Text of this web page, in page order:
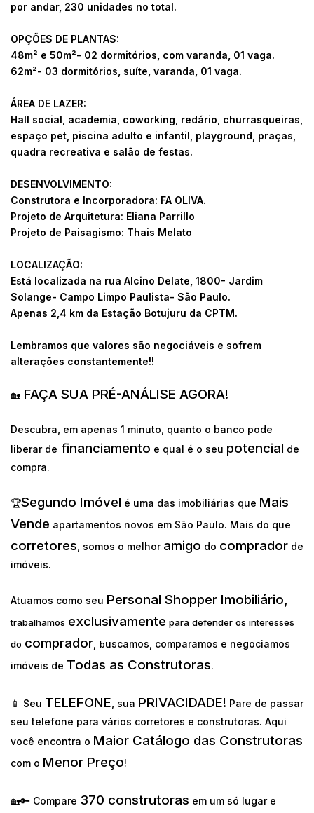
por andar, 230 unidades no total.
OPÇÕES DE PLANTAS:
48m² e 50m²- 02 dormitórios, com varanda, 01 vaga.
62m²- 03 dormitórios, suíte, varanda, 01 vaga.
ÁREA DE LAZER:
Hall social, academia, coworking, redário, churrasqueiras,
espaço pet, piscina adulto e infantil, playground, praças,
quadra recreativa e salão de festas.
DESENVOLVIMENTO:
Construtora e Incorporadora: FA OLIVA.
Projeto de Arquitetura: Eliana Parrillo
Projeto de Paisagismo: Thais Melato
LOCALIZAÇÃO:
Está localizada na rua Alcino Delate, 1800- Jardim
Solange- Campo Limpo Paulista- São Paulo.
Apenas 2,4 km da Estação Botujuru da CPTM.
Lembramos que valores são negociáveis e sofrem
alterações constantemente!!
🏡 FAÇA SUA PRÉ-ANÁLISE AGORA!
Descubra, em apenas 1 minuto, quanto o banco pode
liberar de financiamento e qual é o seu potencial de
compra.
🏆Segundo Imóvel é uma das imobiliárias que Mais
Vende apartamentos novos em São Paulo. Mais do que
corretores , somos o melhor amigo do comprador de
imóveis.
Atuamos como seu Personal Shopper Imobiliário,
trabalhamos exclusivamente para defender os interesses
do comprador, buscamos, comparamos e negociamos
imóveis de Todas as Construtoras.
📱 Seu TELEFONE , sua PRIVACIDADE! Pare de passar
seu telefone para vários corretores e construtoras. Aqui
você encontra o Maior Catálogo das Construtoras
com o Menor Preço!
🏡🔑 Compare 370 construtoras em um só lugar e